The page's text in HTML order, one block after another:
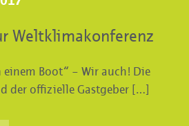
Weltklimakonferenz
Boot“ – Wir auch! Die
der offizielle Gastgeber […]